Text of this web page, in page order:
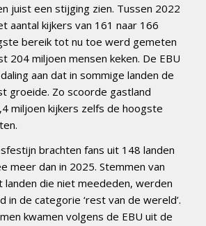
juist een stijging zien. Tussen 2022
aantal kijkers van 161 naar 166
bereik tot nu toe werd gemeten
204 miljoen mensen keken. De EBU
aan dat in sommige landen de
groeide. Zo scoorde gastland
miljoen kijkers zelfs de hoogste
brachten fans uit 148 landen
meer dan in 2025. Stemmen van
landen die niet meededen, werden
in de categorie ‘rest van de wereld’.
kwamen volgens de EBU uit de